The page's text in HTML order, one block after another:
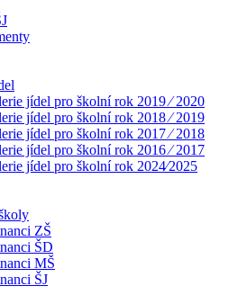
jídel pro školní rok 2019 ⁄ 2020
jídel pro školní rok 2018 ⁄ 2019
jídel pro školní rok 2017 ⁄ 2018
jídel pro školní rok 2016 ⁄ 2017
jídel pro školní rok 2024⁄2025
ZŠ
ŠD
MŠ
ŠJ